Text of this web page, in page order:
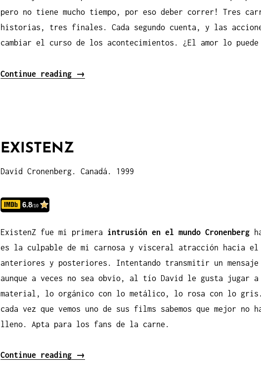
pero no tiene mucho tiempo, por eso deber correr! Tres
historias, tres finales. Cada segundo cuenta, y las
cambiar el curso de los acontecimientos. ¿El amor lo puede
Continue reading «Corre,
→
EXISTENZ
David Cronenberg. Canadá. 1999
6.8/10
ExistenZ fue mi primera intrusión en el mundo Cronenberg
es la culpable de mi carnosa y visceral atracción hacia
anteriores y posteriores. Intentando transmitir un
aunque a veces no sea obvio, al tío David le gusta jugar a
material, lo orgánico con lo metálico, lo rosa con lo gris.
cada vez que vemos uno de sus films sabemos que mejor no
lleno. Apta para los fans de la carne.
Continue reading «Existenz»
→